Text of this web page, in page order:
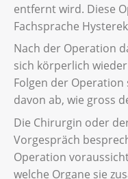
Den inneren
Ärztin mit der
Bändchen
Muttermund fast
Nach einer
mehrere Monate
schwanger
oder Fehlgeburt
Schwangerschaft
zählt als
Geburt ist ein
entfernt wird. Diese
Fachsprache
Nach der Operation
sich körperlich
Folgen der
davon ab, wie gross
Die Chirurgin oder
Vorgespräch
Operation
welche Organe sie